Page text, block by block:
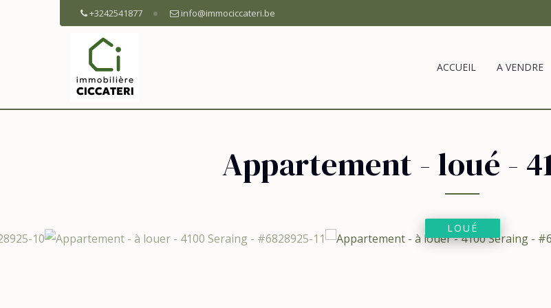
+3242541877 info@immociccateri.be
ACCUEIL A VENDRE
Appartement - loué -
LOUÉ